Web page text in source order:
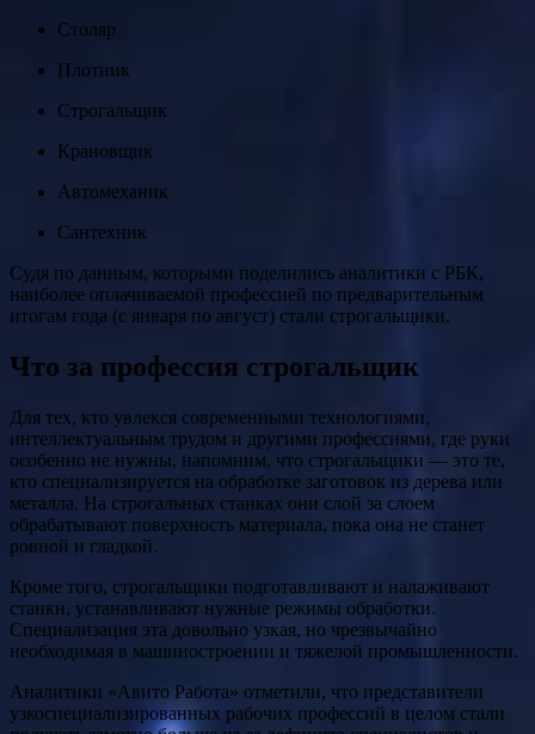
Столяр
Плотник
Строгальщик
Крановщик
Автомеханик
Сантехник
Судя по данным, которыми поделились аналитики с РБК,
наиболее оплачиваемой профессией по предварительным
итогам года (с января по август) стали строгальщики.
Что за профессия строгальщик
Для тех, кто увлекся современными технологиями,
интеллектуальным трудом и другими профессиями, где руки
особенно не нужны, напомним, что строгальщики — это те,
кто специализируется на обработке заготовок из дерева или
металла. На строгальных станках они слой за слоем
обрабатывают поверхность материала, пока она не станет
ровной и гладкой.
Кроме того, строгальщики подготавливают и налаживают
станки, устанавливают нужные режимы обработки.
Специализация эта довольно узкая, но чрезвычайно
необходимая в машиностроении и тяжелой промышленности.
Аналитики «Авито Работа» отметили, что представители
узкоспециализированных рабочих профессий в целом стали